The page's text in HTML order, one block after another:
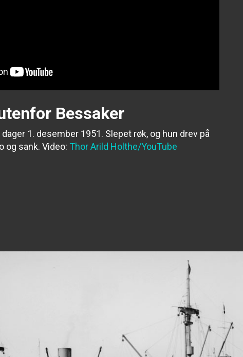
Bessaker
1. desember 1951. Slepet røk, og hun drev på
og sank. Video: Thor Arild Holthe/YouTube